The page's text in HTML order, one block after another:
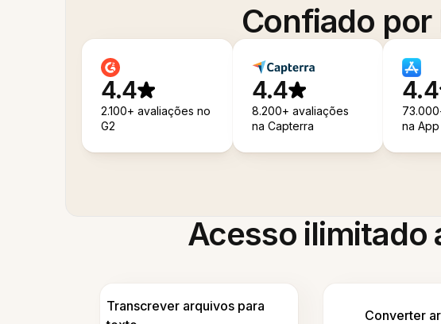
Confiado
4.4
2.100+ avaliações no
G2
4.4
8.200+ avaliações
na Capterra
4.4
na
Acesso ilimitado
Transcrever arquivos para
Converter